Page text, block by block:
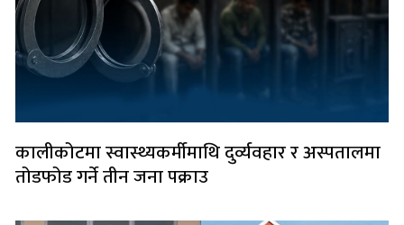
कालीकोटमा स्वास्थ्यकर्मीमाथि दुर्व्यवहार र अस्पतालमा
तोडफोड गर्ने तीन जना पक्राउ